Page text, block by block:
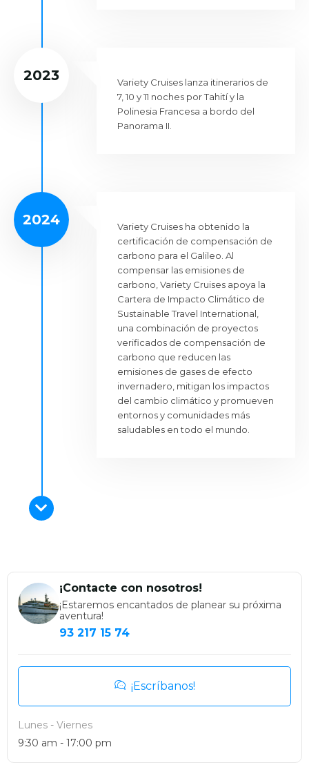
2023
Variety Cruises lanza itinerarios de
7, 10 y 11 noches por Tahití y la
Polinesia Francesa a bordo del
Panorama II.
2024
Variety Cruises ha obtenido la
certificación de compensación de
carbono para el Galileo. Al
compensar las emisiones de
carbono, Variety Cruises apoya la
Cartera de Impacto Climático de
Sustainable Travel International,
una combinación de proyectos
verificados de compensación de
carbono que reducen las
emisiones de gases de efecto
invernadero, mitigan los impactos
del cambio climático y promueven
entornos y comunidades más
saludables en todo el mundo.
¡Contacte con nosotros!
¡Estaremos encantados de planear su próxima
aventura!
93 217 15 74
¡Escríbanos!
Lunes - Viernes
9:30 am - 17:00 pm